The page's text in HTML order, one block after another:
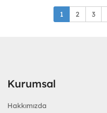
1 2 3
Kurumsal
Hakkımızda